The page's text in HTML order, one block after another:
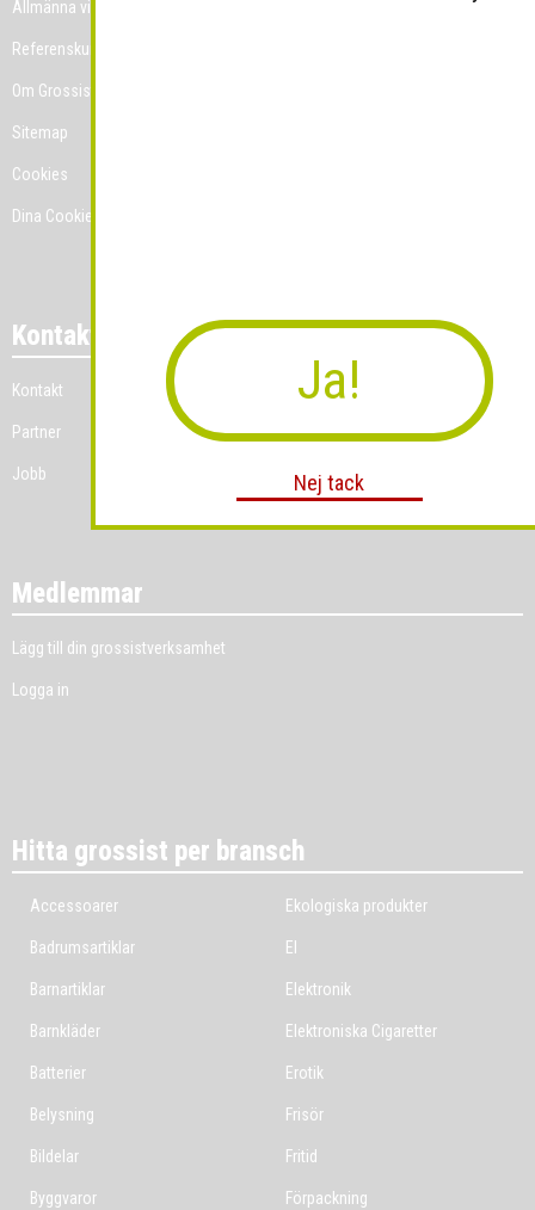
Allmänna villkor
Referenskunder
Om Grossist.se
Sitemap
Cookies
Dina Cookie-prefenser
Kontakt
Kontakt
Partner
Jobb
Medlemmar
Lägg till din grossistverksamhet
Logga in
Hitta grossist per bransch
Accessoarer
Badrumsartiklar
Barnartiklar
Barnkläder
Batterier
Belysning
Bildelar
Byggvaror
Ekologiska produkter
El
Elektronik
Elektroniska Cigaretter
Erotik
Frisör
Fritid
Förpackning
Ja!
Nej tack